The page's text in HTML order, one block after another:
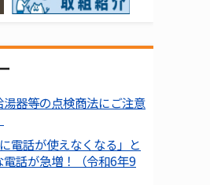
器等の点検商法にご注意
に電話が使えなくなる」と
電話が急増！（令和6年9